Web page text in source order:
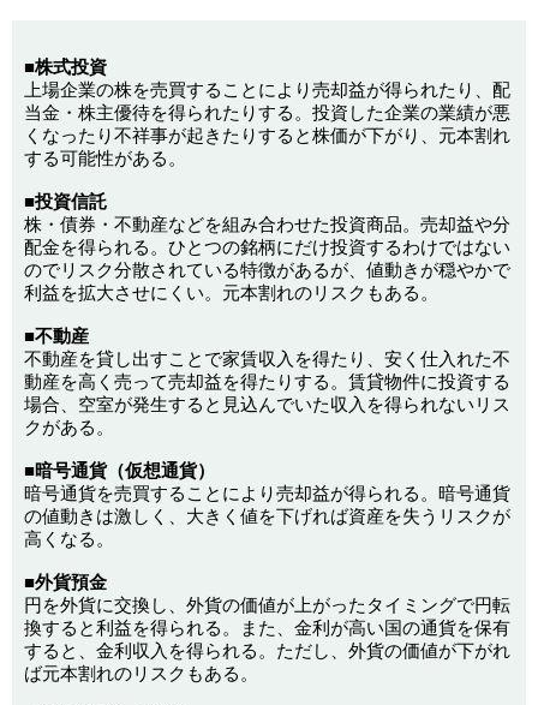
■株式投資
上場企業の株を売買することにより売却益が得られたり、配
当金・株主優待を得られたりする。投資した企業の業績が悪
くなったり不祥事が起きたりすると株価が下がり、元本割れ
する可能性がある。
■投資信託
株・債券・不動産などを組み合わせた投資商品。売却益や分
配金を得られる。ひとつの銘柄にだけ投資するわけではない
のでリスク分散されている特徴があるが、値動きが穏やかで
利益を拡大させにくい。元本割れのリスクもある。
■不動産
不動産を貸し出すことで家賃収入を得たり、安く仕入れた不
動産を高く売って売却益を得たりする。賃貸物件に投資する
場合、空室が発生すると見込んでいた収入を得られないリス
クがある。
■暗号通貨（仮想通貨）
暗号通貨を売買することにより売却益が得られる。暗号通貨
の値動きは激しく、大きく値を下げれば資産を失うリスクが
高くなる。
■外貨預金
円を外貨に交換し、外貨の価値が上がったタイミングで円転
換すると利益を得られる。また、金利が高い国の通貨を保有
すると、金利収入を得られる。ただし、外貨の価値が下がれ
ば元本割れのリスクもある。